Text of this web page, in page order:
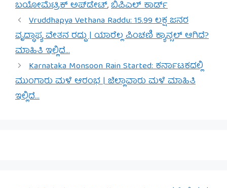
ಬಯೋಮೆಟ್ರಿಕ್ ಅಪ್‌ಡೇಟ್,ಬಿಪಿಎಲ್ ಕಾರ್ಡ್
Vruddhapya Vethana Raddu: 15.99 ಲಕ್ಷ ಜನರ
ವೃದ್ಧಾಪ್ಯ ವೇತನ ರದ್ದು | ಯಾರೆಲ್ಲ ಪಿಂಚಣಿ ಕ್ಯಾನ್ಸಲ್ ಆಗಿದೆ?
ಮಾಹಿತಿ ಇಲ್ಲಿದೆ…
Karnataka Monsoon Rain Started: ಕರ್ನಾಟಕದಲ್ಲಿ
ಮುಂಗಾರು ಮಳೆ ಆರಂಭ | ಜಿಲ್ಲಾವಾರು ಮಳೆ ಮಾಹಿತಿ
ಇಲ್ಲಿದೆ…